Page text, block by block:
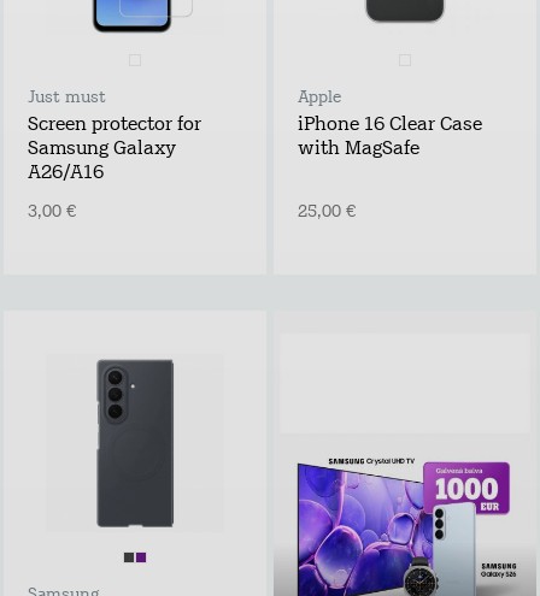
Just must
Screen protector for
Samsung Galaxy
A26/A16
3,00 €
Apple
iPhone 16 Clear Case
with MagSafe
25,00 €
uzzini labākos tarifu
plānu un mājas
interneta
piedāvājumus pie
Tele2 un piedalies
vērtīgu baltvu
izlozē!